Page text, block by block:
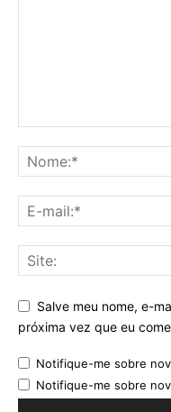
Salve meu nome, e-
próxima vez que eu
Notifique-me sobre
Notifique-me sobre